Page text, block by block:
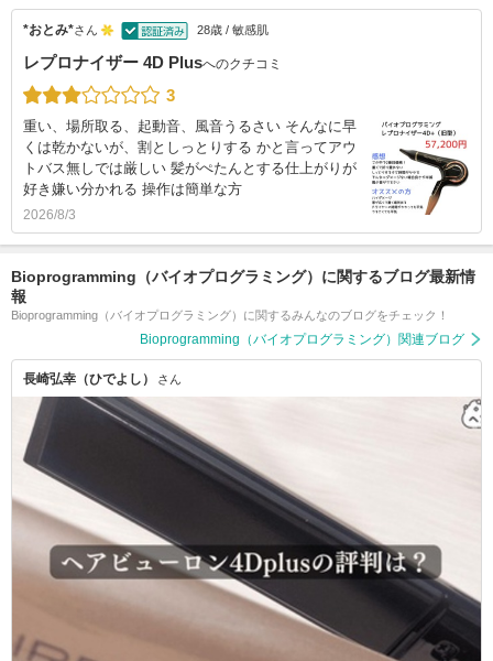
*おとみ*さん 28歳 / 敏感肌
レプロナイザー 4D Plusへのクチコミ
3
重い、場所取る、起動音、風音うるさい そんなに早
くは乾かないが、割としっとりする かと言ってアウ
トバス無しでは厳しい 髪がぺたんとする仕上がりが
好き嫌い分かれる 操作は簡単な方
2026/8/3
Bioprogramming（バイオプログラミング）に関するブログ最新情
報
Bioprogramming（バイオプログラミング）に関するみんなのブログをチェック！
Bioprogramming（バイオプログラミング）関連ブログ
長崎弘幸（ひでよし） さん